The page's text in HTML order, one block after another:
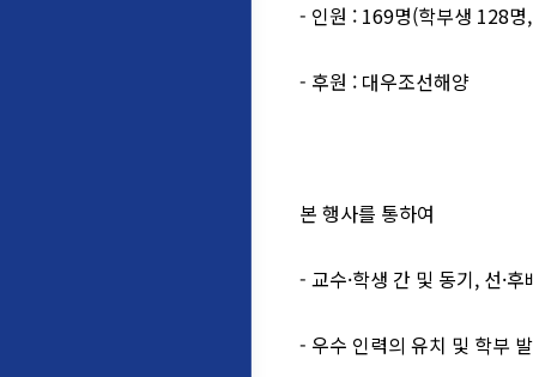
- 인원 : 169명(학부생 128
- 후원 : 대우조선해양
본 행사를 통하여
- 교수·학생 간 및 동기, 선·
- 우수 인력의 유치 및 학부